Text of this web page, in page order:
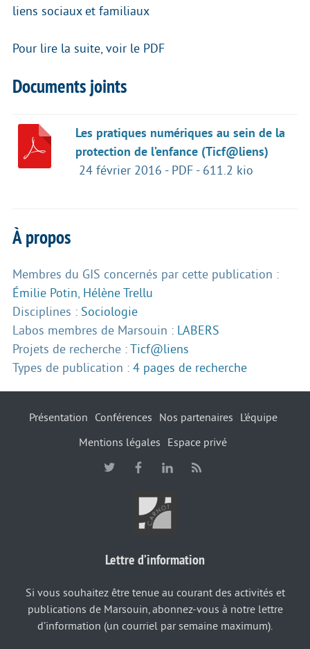
liens sociaux et familiaux
Pour lire la suite, voir le PDF
Documents joints
Les pratiques numériques au sein de la
protection de l’enfance (Ticf@liens)
24 février 2016 - PDF - 611.2 kio
À propos
Membres du GIS concernés par cette publication :
Émilie Potin Hélène Trellu
Disciplines : Sociologie
Labos membres de Marsouin : LABERS
Projets de recherche : Ticf@liens
Types de publication : 4 pages de recherche
Présentation Conférences Nos partenaires
L’équipe
Mentions légales
Espace privé
Lettre d’information
Si vous souhaitez être tenue au courant des activités et
publications de Marsouin, abonnez-vous à notre lettre
d’information (un courriel par semaine maximum).